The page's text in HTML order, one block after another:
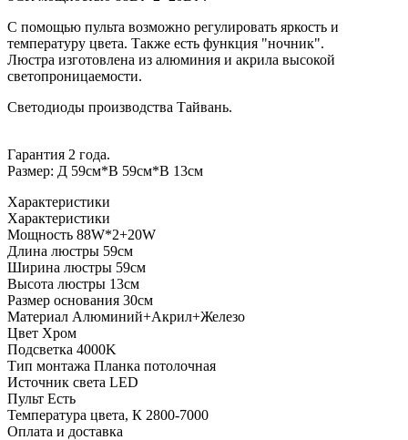
С помощью пульта возможно регулировать яркость и
температуру цвета. Также есть функция "ночник".
Люстра изготовлена из алюминия и акрила высокой
светопроницаемости.
Светодиоды производства Тайвань.
Гарантия 2 года.
Размер: Д 59см*В 59см*В 13см
Характеристики
Характеристики
Мощность 88W*2+20W
Длина люстры 59см
Ширина люстры 59см
Высота люстры 13см
Размер основания 30см
Материал Алюминий+Акрил+Железо
Цвет Хром
Подсветка 4000K
Тип монтажа Планка потолочная
Источник света LED
Пульт Есть
Температура цвета, К 2800-7000
Оплата и доставка